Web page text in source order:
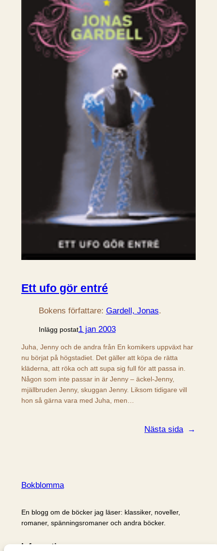
Ett ufo gör entré
Bokens författare: Gardell, Jonas.
Inlägg postat1 jan 2003
Juha, Jenny och de andra från En komikers uppväxt har
nu börjat på högstadiet. Det gäller att köpa de rätta
kläderna, att röka och att supa sig full för att passa in.
Någon som inte passar in är Jenny – äckel-Jenny,
mjällbruden Jenny, skuggan Jenny. Liksom tidigare vill
hon så gärna vara med Juha, men…
Nästa sida →
Bokblomma
En blogg om de böcker jag läser: klassiker, noveller,
romaner, spänningsromaner och andra böcker.
Information